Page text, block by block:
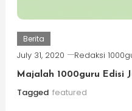
Berita
July 31, 2020 Redaksi
Majalah 1000guru Edisi
Tagged featured